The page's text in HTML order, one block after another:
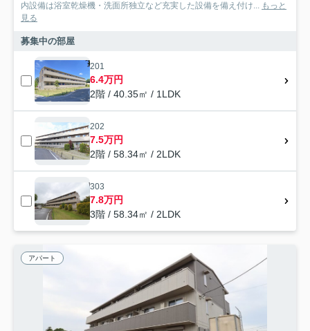
内設備は浴室乾燥機・洗面所独立など充実した設備を備え付け... もっと
見る
募集中の部屋
201
6.4万円
2階 / 40.35㎡ / 1LDK
202
7.5万円
2階 / 58.34㎡ / 2LDK
303
7.8万円
3階 / 58.34㎡ / 2LDK
アパート